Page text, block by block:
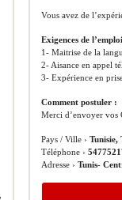
Vous avez de
Exigences de
1- Maitrise de la
2- Aisance en appel
3- Expérience en
Comment postuler :
Merci d’envoyer
Pays / Ville ›Tunisie,
Téléphone ›
Adresse ›Tunis-